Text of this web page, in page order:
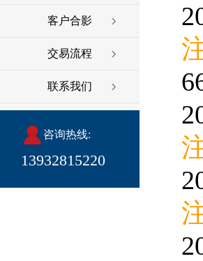
客户合影
交易流程
联系我们
咨询热线:
13932815220